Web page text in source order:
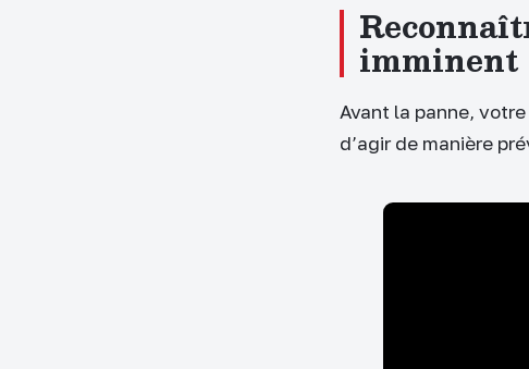
imminent
Avant la panne,
d’agir de manière